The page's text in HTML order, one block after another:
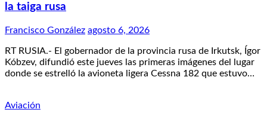
la taiga rusa
Francisco González agosto 6, 2026
RT RUSIA.- El gobernador de la provincia rusa de Irkutsk, Ígor
Kóbzev, difundió este jueves las primeras imágenes del lugar
donde se estrelló la avioneta ligera Cessna 182 que estuvo…
Aviación